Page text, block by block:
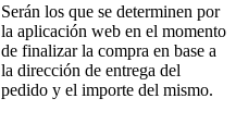
Serán los que se determinen por
la aplicación web en el momento
de finalizar la compra en base a
la dirección de entrega del
pedido y el importe del mismo.